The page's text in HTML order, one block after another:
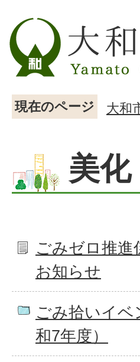
現在のページ 大和
美化
ごみゼロ推進
お知らせ
ごみ拾いイベ
和7年度）